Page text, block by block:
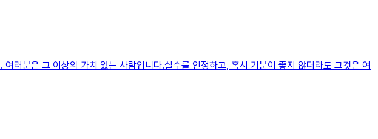
러분은 그 이상의 가치 있는 사람입니다.실수를 인정하고, 혹시 기분이 좋지 않더라도 그것은 여